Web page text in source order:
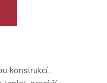
konstrukcí.